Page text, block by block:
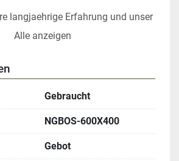
langjaehrige Erfahrung und unser
an Fachleuten. Fuer
haben wir bereits erfolgreich
wir Wege erarbeiten, um Ihren
kostenguenstig und
Selbst vollautomatische
Alle anzeigen
Gebraucht
NGBOS-600X400
Gebot